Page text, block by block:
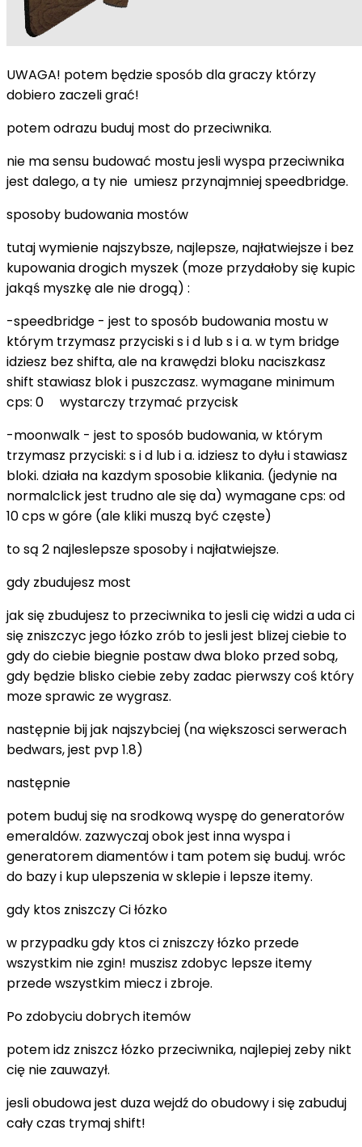
UWAGA! potem będzie sposób dla graczy którzy
dobiero zaczeli grać!
potem odrazu buduj most do przeciwnika.
nie ma sensu budować mostu jesli wyspa przeciwnika
jest dalego, a ty nie umiesz przynajmniej speedbridge.
sposoby budowania mostów
tutaj wymienie najszybsze, najlepsze, najłatwiejsze i bez
kupowania drogich myszek (moze przydałoby się kupic
jakąś myszkę ale nie drogą) :
-speedbridge - jest to sposób budowania mostu w
którym trzymasz przyciski s i d lub s i a. w tym bridge
idziesz bez shifta, ale na krawędzi bloku naciszkasz
shift stawiasz blok i puszczasz. wymagane minimum
cps: 0 wystarczy trzymać przycisk
-moonwalk - jest to sposób budowania, w którym
trzymasz przyciski: s i d lub i a. idziesz to dyłu i stawiasz
bloki. działa na kazdym sposobie klikania. (jedynie na
normalclick jest trudno ale się da) wymagane cps: od
10 cps w góre (ale kliki muszą być częste)
to są 2 najleslepsze sposoby i najłatwiejsze.
gdy zbudujesz most
jak się zbudujesz to przeciwnika to jesli cię widzi a uda ci
się zniszczyc jego łózko zrób to jesli jest blizej ciebie to
gdy do ciebie biegnie postaw dwa bloko przed sobą,
gdy będzie blisko ciebie zeby zadac pierwszy coś który
moze sprawic ze wygrasz.
następnie bij jak najszybciej (na większosci serwerach
bedwars, jest pvp 1.8)
następnie
potem buduj się na srodkową wyspę do generatorów
emeraldów. zazwyczaj obok jest inna wyspa i
generatorem diamentów i tam potem się buduj. wróc
do bazy i kup ulepszenia w sklepie i lepsze itemy.
gdy ktos zniszczy Ci łózko
w przypadku gdy ktos ci zniszczy łózko przede
wszystkim nie zgin! muszisz zdobyc lepsze itemy
przede wszystkim miecz i zbroje.
Po zdobyciu dobrych itemów
potem idz zniszcz łózko przeciwnika, najlepiej zeby nikt
cię nie zauwazył.
jesli obudowa jest duza wejdź do obudowy i się zabuduj
cały czas trymaj shift!